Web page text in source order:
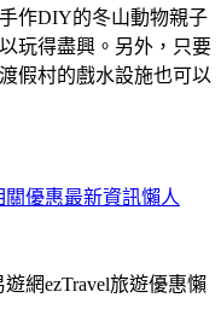
作DIY的冬山動物親子
玩得盡興。另外，只要
假村的戲水設施也可以
關優惠最新資訊懶人